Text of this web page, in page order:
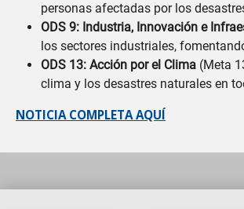
personas afectadas por los
ODS 9: Industria, Innovación e
los sectores industriales,
ODS 13: Acción por el Clima (Meta
clima y los desastres naturales en
NOTICIA COMPLETA AQUÍ